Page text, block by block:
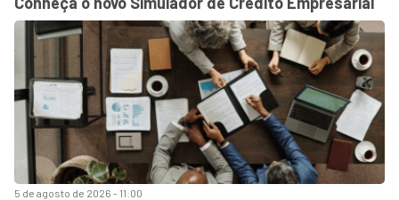
5 de agosto de 2026 - 11:00